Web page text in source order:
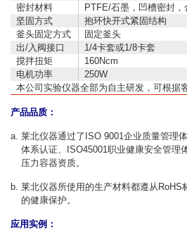
密封材料
PTFE/石墨，凹槽密封
坚固方式
抱环快开式紧固结构
釜头固定方式
固定釜头
出/入阀接口
1/4卡套或1/8卡套
搅拌扭矩
160Ncm
电机功率
250W
本公司实验仪器全部为自主研发，可根据
产品品质：
莱北仪器通过了ISO 9001企业质量管理
体系认证、ISO45001职业健康安全管理
压力容器资质。
莱北仪器所使用的生产材料都遵从RoHS
的健康保护。
应用实例：